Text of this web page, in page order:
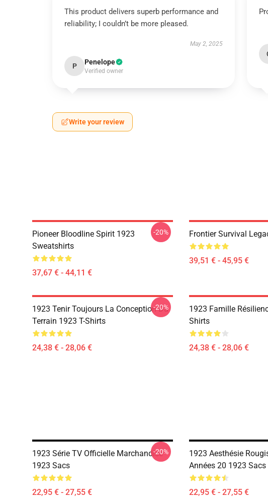
This product delivers superb performance and
reliability; I couldn’t be more pleased.
May 2, 2025
P Penelope
Verified owner
Write your review
Pioneer Bloodline Spirit 1923
Sweatshirts
37,67 € - 44,11 €
-20% Frontier Survival
39,51 € - 45,95 €
1923 Tenir Toujours La Conception Du
Terrain 1923 T-Shirts
24,38 € - 28,06 €
-20%
1923 Famille
Shirts
24,38 € - 28,06 €
1923 Série TV Officielle Marchandise
1923 Sacs
22,95 € - 27,55 €
-20%
1923 Aesthésie
Années 20 1923 Sacs
22,95 € - 27,55 €